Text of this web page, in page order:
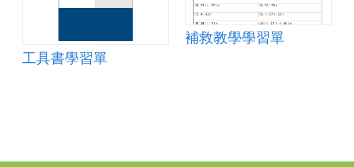
工具書學習單
補救教學學習單